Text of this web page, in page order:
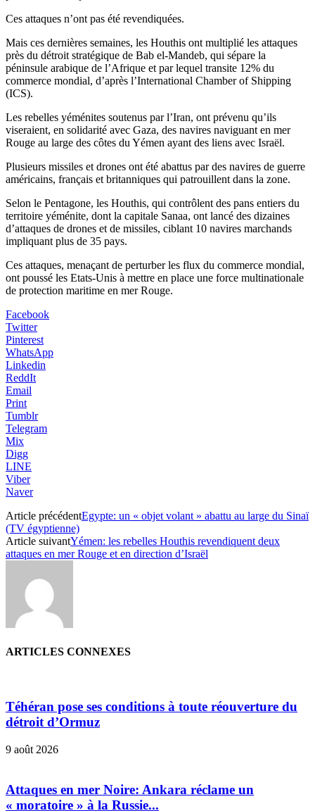
Ces attaques n’ont pas été revendiquées.
Mais ces dernières semaines, les Houthis ont multiplié les attaques
près du détroit stratégique de Bab el-Mandeb, qui sépare la
péninsule arabique de l’Afrique et par lequel transite 12% du
commerce mondial, d’après l’International Chamber of Shipping
(ICS).
Les rebelles yéménites soutenus par l’Iran, ont prévenu qu’ils
viseraient, en solidarité avec Gaza, des navires naviguant en mer
Rouge au large des côtes du Yémen ayant des liens avec Israël.
Plusieurs missiles et drones ont été abattus par des navires de guerre
américains, français et britanniques qui patrouillent dans la zone.
Selon le Pentagone, les Houthis, qui contrôlent des pans entiers du
territoire yéménite, dont la capitale Sanaa, ont lancé des dizaines
d’attaques de drones et de missiles, ciblant 10 navires marchands
impliquant plus de 35 pays.
Ces attaques, menaçant de perturber les flux du commerce mondial,
ont poussé les Etats-Unis à mettre en place une force multinationale
de protection maritime en mer Rouge.
Facebook
Twitter
Pinterest
WhatsApp
Linkedin
ReddIt
Email
Print
Tumblr
Telegram
Mix
Digg
LINE
Viber
Naver
Article précédentEgypte: un « objet volant » abattu au large du Sinaï
(TV égyptienne)
Article suivantYémen: les rebelles Houthis revendiquent deux
attaques en mer Rouge et en direction d’Israël
ARTICLES CONNEXES
Téhéran pose ses conditions à toute réouverture du
détroit d’Ormuz
9 août 2026
Attaques en mer Noire: Ankara réclame un
« moratoire » à la Russie...